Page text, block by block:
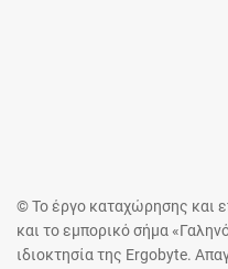
© Το έργο καταχώρησης και
και το εμπορικό σήμα
ιδιοκτησία της Ergobyte.